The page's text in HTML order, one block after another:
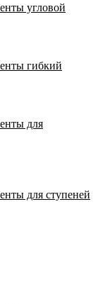
угловой
гибкий
для
для ступеней